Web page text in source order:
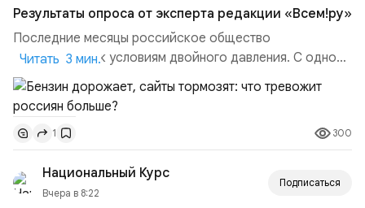
Результаты опроса от эксперта редакции «Всем!ру»
Последние месяцы российское общество
адаптируется к условиям двойного давления. С одной
стороны, происходит рост цен на товары первой
необходимости, инфляция и локальные сбои в
поставках бензина. А с другой – технологическая
турбулентность: перебои в работе интернета,
блокировки сайтов, необходимость осваивать VPN и
российские платформы.Что из этого бье...
Читать 3 мин.
1 300
Национальный Курс
Вчера в 8:22
Подписаться